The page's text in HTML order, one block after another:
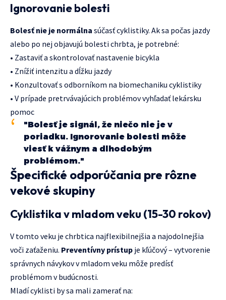
Ignorovanie bolesti
Bolesť nie je normálna súčasť cyklistiky. Ak sa počas jazdy
alebo po nej objavujú bolesti chrbta, je potrebné:
• Zastaviť a skontrolovať nastavenie bicykla
• Znížiť intenzitu a dĺžku jazdy
• Konzultovať s odborníkom na biomechaniku cyklistiky
• V prípade pretrvávajúcich problémov vyhľadať lekársku
pomoc
"Bolesť je signál, že niečo nie je v
poriadku. Ignorovanie bolesti môže
viesť k vážnym a dlhodobým
problémom."
Špecifické odporúčania pre rôzne
vekové skupiny
Cyklistika v mladom veku (15-30 rokov)
V tomto veku je chrbtica najflexibilnejšia a najodolnejšia
voči zaťaženiu. Preventívny prístup je kľúčový – vytvorenie
správnych návykov v mladom veku môže predísť
problémom v budúcnosti.
Mladí cyklisti by sa mali zamerať na: